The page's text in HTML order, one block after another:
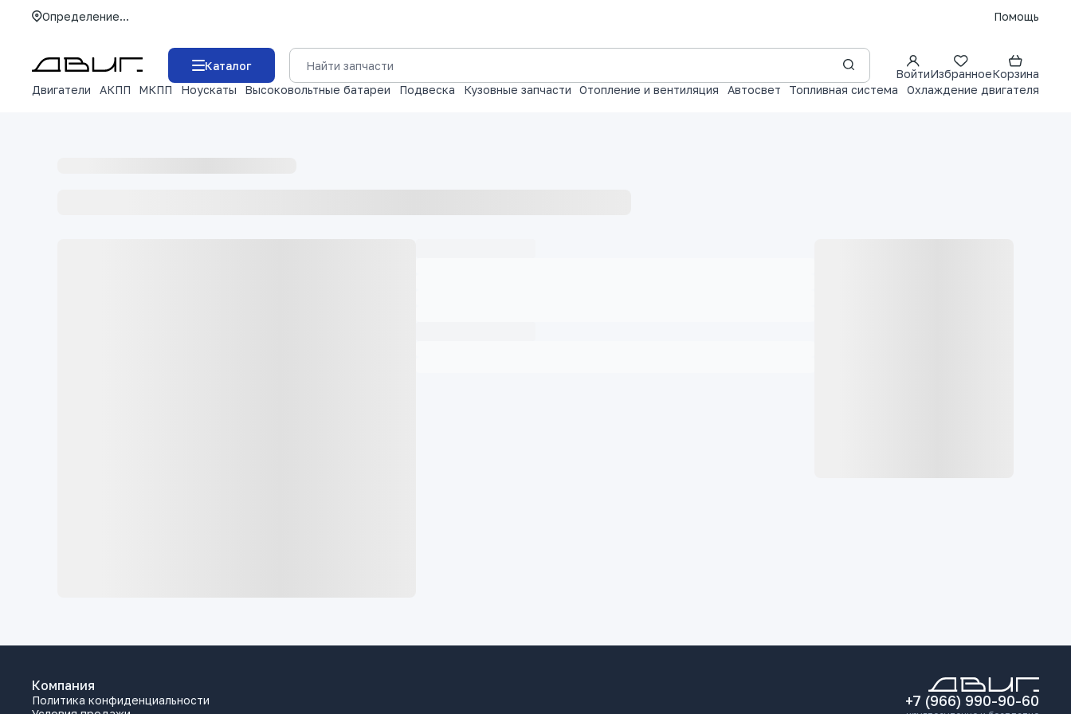
Определение... Помощь
Каталог
ВойтиИзбранноеКорзина
Двигатели
АКПП МКПП Ноускаты Высоковольтные батареи Подвеска Кузовные запчасти Отопление и вентиляция Автосвет Топливная система Охлаждение двигателя
Компания
Политика конфиденциальности
+7 (966) 990-90-60